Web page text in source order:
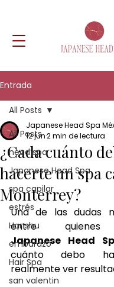
Entrada
All Posts
head spa
Japanese Head Spa
spa capilar
estrés
Hanshu
embarazo
Hair Spa
san valentin
All Posts
¿Cada cuánto
hacerte un spa
Monterrey?
Japanese Head Spa
12 jun2 min de lectura
Una de las dudas
Japanese Head
cuánto debo
realmente ver